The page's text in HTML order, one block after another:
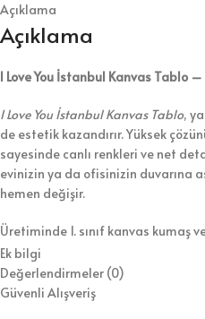
Açıklama
Açıklama
I Love You İstanbul Kanvas Tablo –
I Love You İstanbul Kanvas Tablo,
de estetik kazandırır. Yüksek
sayesinde canlı renkleri ve net
evinizin ya da ofisinizin duvarına
hemen değişir.
Üretiminde 1. sınıf kanvas kumaş
kullanıyoruz. Bununla birlikte,
hem temizlik kolaylığı hem de
asılmaya hazır şekilde
Ek bilgi
Değerlendirmeler (0)
Güvenli Alışveriş